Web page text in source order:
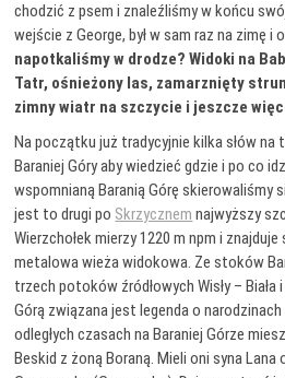
chodzić z psem i znaleźliśmy w końcu
wejście z George, był w sam raz na zimę i
napotkaliśmy w drodze? Widoki na
Tatr, ośnieżony las, zamarznięty
zimny wiatr na szczycie i jeszcze
Na początku już tradycyjnie kilka słów
Baraniej Góry aby wiedzieć gdzie i po co
wspomnianą Baranią Górę skierowaliśmy
jest to drugi po Skrzycznem najwyższy
Wierzchołek mierzy 1220 m npm i
metalowa wieża widokowa. Ze stoków
trzech potoków źródłowych Wisły – Biała
Górą związana jest legenda o narodzinach
odległych czasach na Baraniej Górze
Beskid z żoną Boraną. Mieli oni syna Lana